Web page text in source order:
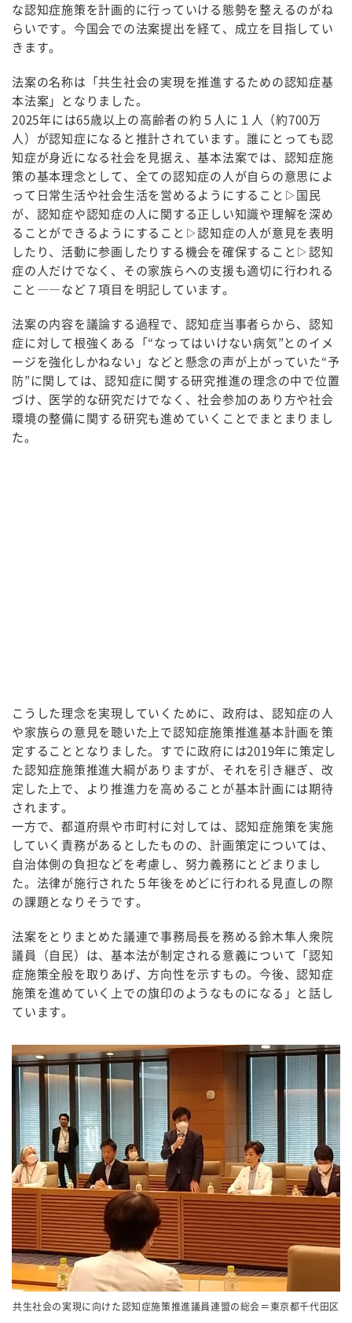
な認知症施策を計画的に行っていける態勢を整えるのがね
らいです。今国会での法案提出を経て、成立を目指してい
きます。
法案の名称は「共生社会の実現を推進するための認知症基
本法案」となりました。
2025年には65歳以上の高齢者の約５人に１人（約700万
人）が認知症になると推計されています。誰にとっても認
知症が身近になる社会を見据え、基本法案では、認知症施
策の基本理念として、全ての認知症の人が自らの意思によ
って日常生活や社会生活を営めるようにすること▷国民
が、認知症や認知症の人に関する正しい知識や理解を深め
ることができるようにすること▷認知症の人が意見を表明
したり、活動に参画したりする機会を確保すること▷認知
症の人だけでなく、その家族らへの支援も適切に行われる
こと――など７項目を明記しています。
法案の内容を議論する過程で、認知症当事者らから、認知
症に対して根強くある「“なってはいけない病気”とのイメ
ージを強化しかねない」などと懸念の声が上がっていた“予
防”に関しては、認知症に関する研究推進の理念の中で位置
づけ、医学的な研究だけでなく、社会参加のあり方や社会
環境の整備に関する研究も進めていくことでまとまりまし
た。
こうした理念を実現していくために、政府は、認知症の人
や家族らの意見を聴いた上で認知症施策推進基本計画を策
定することとなりました。すでに政府には2019年に策定し
た認知症施策推進大綱がありますが、それを引き継ぎ、改
定した上で、より推進力を高めることが基本計画には期待
されます。
一方で、都道府県や市町村に対しては、認知症施策を実施
していく責務があるとしたものの、計画策定については、
自治体側の負担などを考慮し、努力義務にとどまりまし
た。法律が施行された５年後をめどに行われる見直しの際
の課題となりそうです。
法案をとりまとめた議連で事務局長を務める鈴木隼人衆院
議員（自民）は、基本法が制定される意義について「認知
症施策全般を取りあげ、方向性を示すもの。今後、認知症
施策を進めていく上での旗印のようなものになる」と話し
ています。
共生社会の実現に向けた認知症施策推進議員連盟の総会＝東京都千代田区